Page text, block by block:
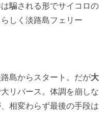
騙される形でサイコロの
しく淡路島フェリー
島からスタート。だが大
リバース。体調を崩しな
相変わらず最後の手段は